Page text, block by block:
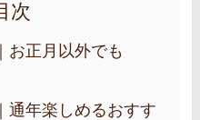
次
お正月以外でも
通年楽しめるおすす